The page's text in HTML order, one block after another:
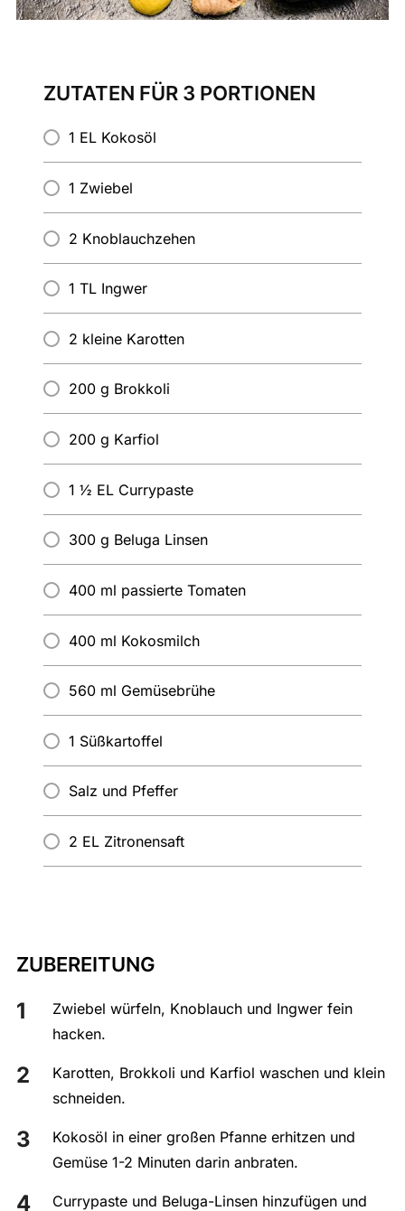
ZUTATEN FÜR 3 PORTIONEN
1 EL Kokosöl
1 Zwiebel
2 Knoblauchzehen
1 TL Ingwer
2 kleine Karotten
200 g Brokkoli
200 g Karfiol
1 ½ EL Currypaste
300 g Beluga Linsen
400 ml passierte Tomaten
400 ml Kokosmilch
560 ml Gemüsebrühe
1 Süßkartoffel
Salz und Pfeffer
2 EL Zitronensaft
ZUBEREITUNG
Zwiebel würfeln, Knoblauch und Ingwer fein
hacken.
Karotten, Brokkoli und Karfiol waschen und klein
schneiden.
Kokosöl in einer großen Pfanne erhitzen und
Gemüse 1-2 Minuten darin anbraten.
Currypaste und Beluga-Linsen hinzufügen und